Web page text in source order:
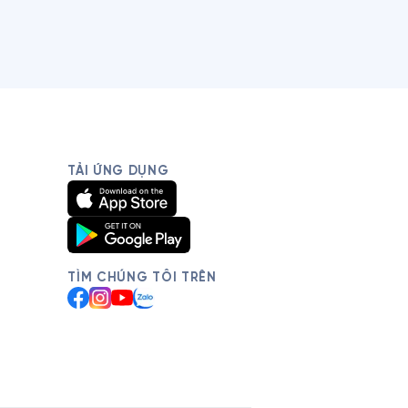
TẢI ỨNG DỤNG
TÌM CHÚNG TÔI TRÊN
Facebook
Instagram
YouTube
Zalo